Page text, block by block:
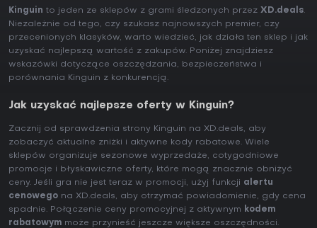
Kinguin to jeden ze sklepów z grami śledzonych przez XD.deals.
Niezależnie od tego, czy szukasz najnowszych premier, czy
przecenionych klasyków, warto wiedzieć, jak działa ten sklep i jak
uzyskać najlepszą wartość z zakupów. Poniżej znajdziesz
wskazówki dotyczące oszczędzania, bezpieczeństwa i
porównania Kinguin z konkurencją.
Jak uzyskać najlepsze oferty w Kinguin?
Zacznij od sprawdzenia strony Kinguin na XD.deals, aby
zobaczyć aktualne zniżki i aktywne kody rabatowe. Wiele
sklepów organizuje sezonowe wyprzedaże, cotygodniowe
promocje i błyskawiczne oferty, które mogą znacznie obniżyć
ceny. Jeśli gra nie jest teraz w promocji, użyj funkcji alertu
cenowego na XD.deals, aby otrzymać powiadomienie, gdy cena
spadnie. Połączenie ceny promocyjnej z aktywnym
kodem
rabatowym może przynieść jeszcze większe oszczędności.